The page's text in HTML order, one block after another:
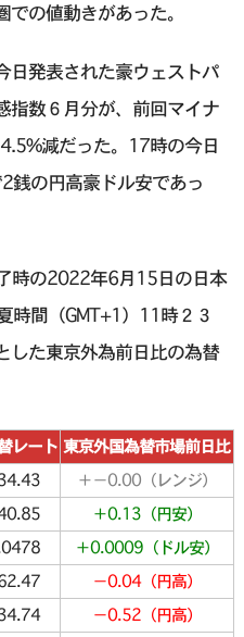
の値動きがあった。
日発表された豪ウェストパ
指数６月分が、前回マイナ
減だった。17時の今日
銭の円高豪ドル安であっ
時の2022年6月15日の日本
時間（GMT+1）11時２３
した東京外為前日比の為替
レート 東京外国為替市場前日比
＋－0.00（レンジ）
＋0.13（円安）
＋0.0009（ドル安）
－0.04（円高）
－0.52（円高）